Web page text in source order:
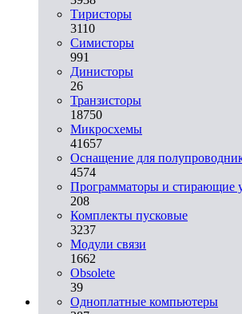
Тиристоры
3110
Симисторы
991
Динисторы
26
Транзисторы
18750
Микросхемы
41657
Оснащение для
4574
Программаторы и стирающие
208
Комплекты пусковые
3237
Модули связи
1662
Obsolete
39
Одноплатные компьютеры